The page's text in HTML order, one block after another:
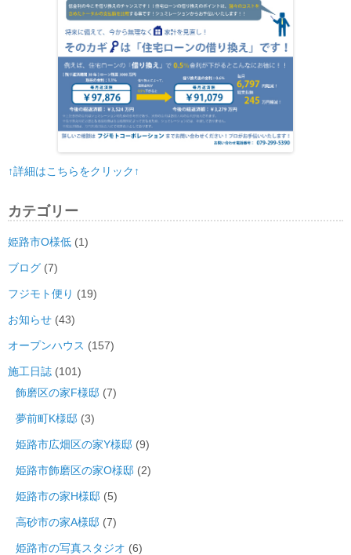
↑詳細はこちらをクリック↑
カテゴリー
姫路市O様低 (1)
ブログ (7)
フジモト便り (19)
お知らせ (43)
オープンハウス (157)
施工日誌 (101)
飾磨区の家F様邸 (7)
夢前町K様邸 (3)
姫路市広畑区の家Y様邸 (9)
姫路市飾磨区の家O様邸 (2)
姫路市の家H様邸 (5)
高砂市の家A様邸 (7)
姫路市の写真スタジオ (6)